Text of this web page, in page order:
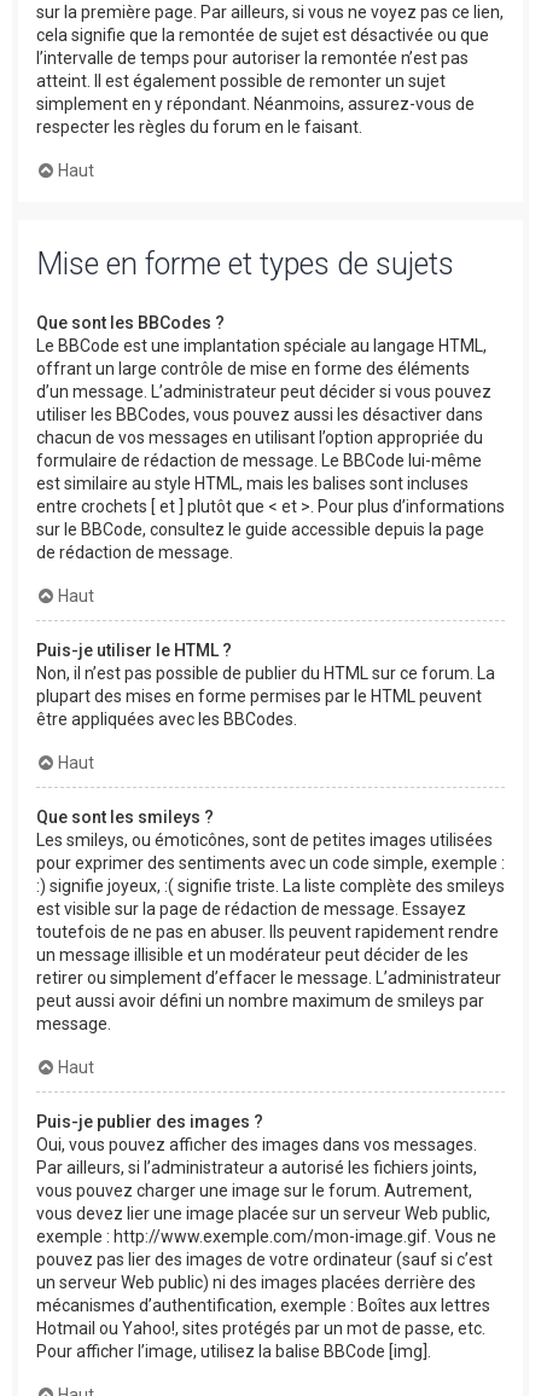
sur la première page. Par ailleurs, si vous ne voyez pas ce lien,
cela signifie que la remontée de sujet est désactivée ou que
l’intervalle de temps pour autoriser la remontée n’est pas
atteint. Il est également possible de remonter un sujet
simplement en y répondant. Néanmoins, assurez-vous de
respecter les règles du forum en le faisant.
Haut
Mise en forme et types de sujets
Que sont les BBCodes ?
Le BBCode est une implantation spéciale au langage HTML,
offrant un large contrôle de mise en forme des éléments
d’un message. L’administrateur peut décider si vous pouvez
utiliser les BBCodes, vous pouvez aussi les désactiver dans
chacun de vos messages en utilisant l’option appropriée du
formulaire de rédaction de message. Le BBCode lui-même
est similaire au style HTML, mais les balises sont incluses
entre crochets [ et ] plutôt que < et >. Pour plus d’informations
sur le BBCode, consultez le guide accessible depuis la page
de rédaction de message.
Haut
Puis-je utiliser le HTML ?
Non, il n’est pas possible de publier du HTML sur ce forum. La
plupart des mises en forme permises par le HTML peuvent
être appliquées avec les BBCodes.
Haut
Que sont les smileys ?
Les smileys, ou émoticônes, sont de petites images utilisées
pour exprimer des sentiments avec un code simple, exemple :
:) signifie joyeux, :( signifie triste. La liste complète des smileys
est visible sur la page de rédaction de message. Essayez
toutefois de ne pas en abuser. Ils peuvent rapidement rendre
un message illisible et un modérateur peut décider de les
retirer ou simplement d’effacer le message. L’administrateur
peut aussi avoir défini un nombre maximum de smileys par
message.
Haut
Puis-je publier des images ?
Oui, vous pouvez afficher des images dans vos messages.
Par ailleurs, si l’administrateur a autorisé les fichiers joints,
vous pouvez charger une image sur le forum. Autrement,
vous devez lier une image placée sur un serveur Web public,
exemple : http://www.exemple.com/mon-image.gif. Vous ne
pouvez pas lier des images de votre ordinateur (sauf si c’est
un serveur Web public) ni des images placées derrière des
mécanismes d’authentification, exemple : Boîtes aux lettres
Hotmail ou Yahoo!, sites protégés par un mot de passe, etc.
Pour afficher l’image, utilisez la balise BBCode [img].